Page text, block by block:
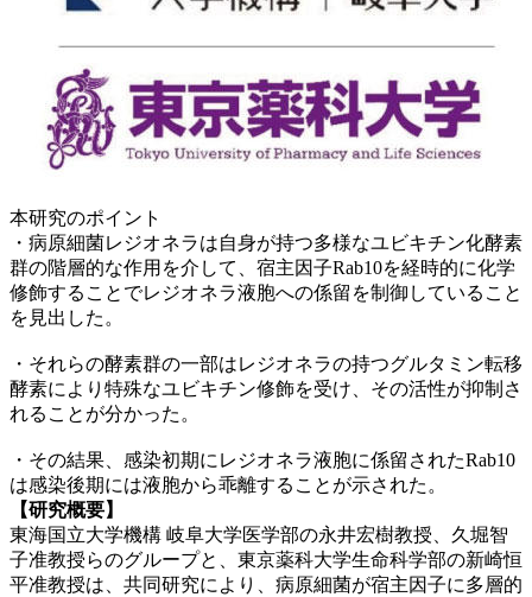
本研究のポイント
・病原細菌レジオネラは自身が持つ多様なユビキチン化酵素
群の階層的な作用を介して、宿主因子Rab10を経時的に化学
修飾することでレジオネラ液胞への係留を制御していること
を見出した。
・それらの酵素群の一部はレジオネラの持つグルタミン転移
酵素により特殊なユビキチン修飾を受け、その活性が抑制さ
れることが分かった。
・その結果、感染初期にレジオネラ液胞に係留されたRab10
は感染後期には液胞から乖離することが示された。
【研究概要】
東海国立大学機構 岐阜大学医学部の永井宏樹教授、久堀智
子准教授らのグループと、東京薬科大学生命科学部の新崎恒
平准教授は、共同研究により、病原細菌が宿主因子に多層的